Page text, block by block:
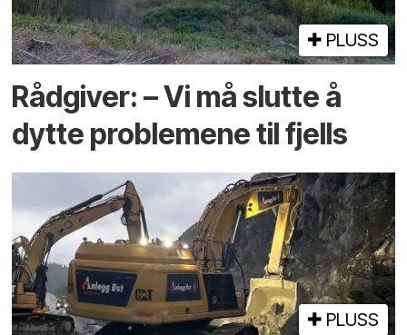
PLUSS
Rådgiver: – Vi må slutte å
dytte problemene til fjells
PLUSS